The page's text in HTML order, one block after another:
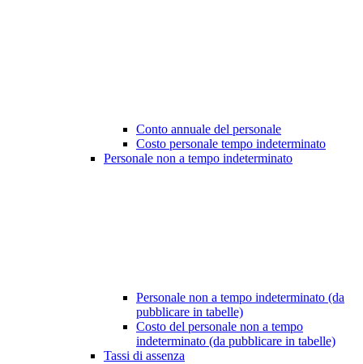
Conto annuale del personale
Costo personale tempo indeterminato
Personale non a tempo indeterminato
Personale non a tempo indeterminato (da
pubblicare in tabelle)
Costo del personale non a tempo
indeterminato (da pubblicare in tabelle)
Tassi di assenza